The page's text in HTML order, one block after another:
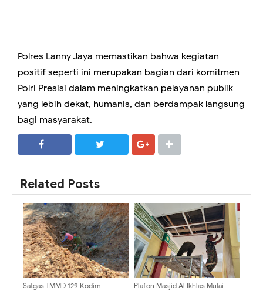
Polres Lanny Jaya memastikan bahwa kegiatan
positif seperti ini merupakan bagian dari komitmen
Polri Presisi dalam meningkatkan pelayanan publik
yang lebih dekat, humanis, dan berdampak langsung
bagi masyarakat.
Related Posts
Satgas TMMD 129 Kodim
Plafon Masjid Al Ikhlas Mulai